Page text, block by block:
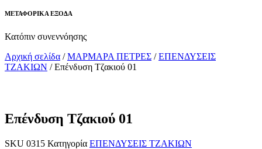
ΜΕΤΑΦΟΡΙΚΑ ΕΞΟΔΑ
Κατόπιν συνεννόησης
Αρχική σελίδα /ΜΑΡΜΑΡΑ ΠΕΤΡΕΣ /ΕΠΕΝΔΥΣΕΙΣ
ΤΖΑΚΙΩΝ / Επένδυση Τζακιού 01
Επένδυση Τζακιού 01
SKU 0315 Κατηγορία ΕΠΕΝΔΥΣΕΙΣ ΤΖΑΚΙΩΝ